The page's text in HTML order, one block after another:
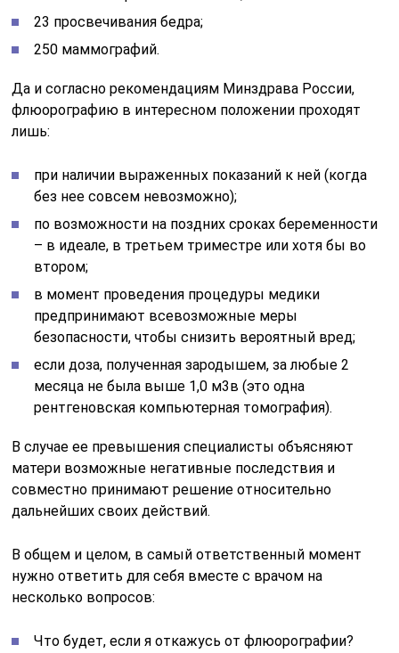
23 просвечивания бедра;
250 маммографий.
Да и согласно рекомендациям Минздрава России,
флюорографию в интересном положении проходят
лишь:
при наличии выраженных показаний к ней (когда
без нее совсем невозможно);
по возможности на поздних сроках беременности
– в идеале, в третьем триместре или хотя бы во
втором;
в момент проведения процедуры медики
предпринимают всевозможные меры
безопасности, чтобы снизить вероятный вред;
если доза, полученная зародышем, за любые 2
месяца не была выше 1,0 м3в (это одна
рентгеновская компьютерная томография).
В случае ее превышения специалисты объясняют
матери возможные негативные последствия и
совместно принимают решение относительно
дальнейших своих действий.
В общем и целом, в самый ответственный момент
нужно ответить для себя вместе с врачом на
несколько вопросов:
Что будет, если я откажусь от флюорографии?